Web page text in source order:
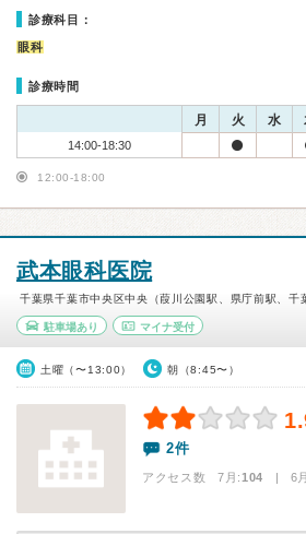
診療科目：
眼科
診療時間
月 火 水
14:00-18:30
12:00-18:00
武本眼科医院
千葉県千葉市中央区中央（葭川公園駅、県庁前駅、千
駐車場あり マイナ受付
土曜（〜13:00） 朝（8:45〜）
2件
アクセス数 7月:104 | 6